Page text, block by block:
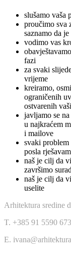
slušamo vaša
proučimo sva
saznamo da
vodimo vas
fazi
za svaki
vrijeme
kreiramo,
ograničenih
ostvarenih
javljamo se
u najkraćem
i mailove
svaki
posla
naš je cilj da
završimo
naš je cilj da
uselite
Arhitektura sredine
T. +385 91 5590 673
E.